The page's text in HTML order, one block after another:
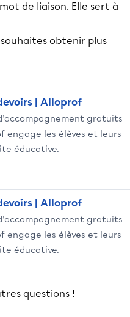
de liaison. Elle sert à
obtenir plus
| Alloprof
gratuits
engage les élèves et leurs
éducative.
| Alloprof
gratuits
engage les élèves et leurs
éducative.
questions !